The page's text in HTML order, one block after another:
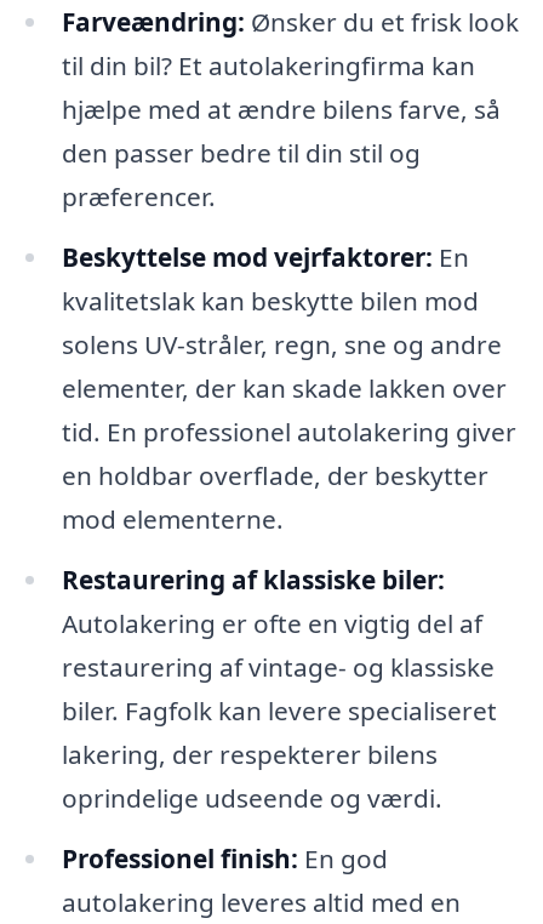
Farveændring: Ønsker du et frisk look
til din bil? Et autolakeringfirma kan
hjælpe med at ændre bilens farve, så
den passer bedre til din stil og
præferencer.
Beskyttelse mod vejrfaktorer: En
kvalitetslak kan beskytte bilen mod
solens UV-stråler, regn, sne og andre
elementer, der kan skade lakken over
tid. En professionel autolakering giver
en holdbar overflade, der beskytter
mod elementerne.
Restaurering af klassiske biler:
Autolakering er ofte en vigtig del af
restaurering af vintage- og klassiske
biler. Fagfolk kan levere specialiseret
lakering, der respekterer bilens
oprindelige udseende og værdi.
Professionel finish: En god
autolakering leveres altid med en